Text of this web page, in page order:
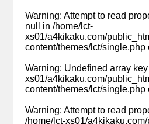
Warning: Attempt to read
null in/home/lct-
xs01/a4kikaku.com/
content/themes/lct/single.php
Warning: Undefined array
xs01/a4kikaku.com/
content/themes/lct/single.php
Warning: Attempt to read
/home/lct-xs01/